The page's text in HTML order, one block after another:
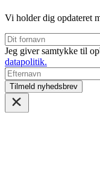
Vi holder dig opdateret
Jeg giver samtykke til
datapolitik.
Tilmeld nyhedsbrev